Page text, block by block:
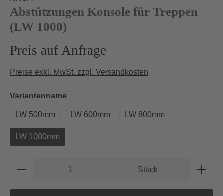
Abstützungen Konsole für Treppen
(LW 1000)
Preis auf Anfrage
Preise exkl. MwSt. zzgl. Versandkosten
Variantenname
LW 500mm LW 600mm LW 800mm
LW 1000mm
Produkt Anzahl: Gib den gewünschten
Stück